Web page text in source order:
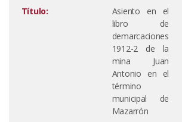
Título:
Asiento en el
libro de
demarcaciones
1912-2 de la
mina Juan
Antonio en el
término
municipal de
Mazarrón